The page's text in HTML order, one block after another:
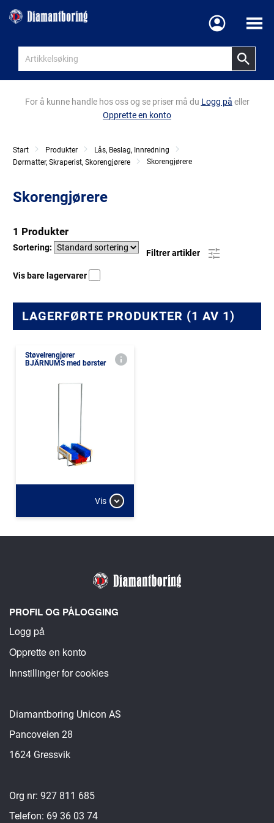
Meny
For å kunne handle hos oss og se priser må du Logg på eller
Opprette en konto
Start Produkter
Lås, Beslag, Innredning
Dørmatter, Skraperist, Skorengjørere
Skorengjørere
Skorengjørere
1 Produkter
Sortering:
Filtrer artikler
Vis bare lagervarer
LAGERFØRTE PRODUKTER (1 AV 1)
Støvelrengjører
BJÄRNUMS med børster
Vis
PROFIL OG PÅLOGGING
Logg på
Opprette en konto
Innstillinger for cookies
Diamantboring Unicon AS
Pancoveien 28
1624 Gressvik
Org nr: 927 811 685
Telefon: 69 36 03 74